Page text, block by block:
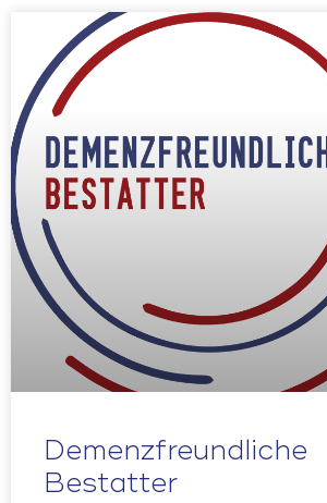
Demenzfreundliche
Bestatter